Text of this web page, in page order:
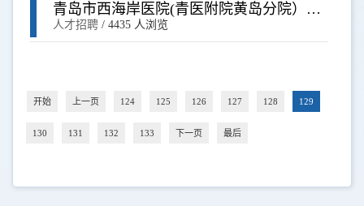
青岛市西海岸医院(青医附院黄岛分院）
2013年第一次公开招聘事业单位工作人员
和青医附院公开招考带薪培训人员面试通
人才招聘/ 4435 人浏览
开始 上一页 124 125 126 127 128 129
130 131 132 133 下一页 最后